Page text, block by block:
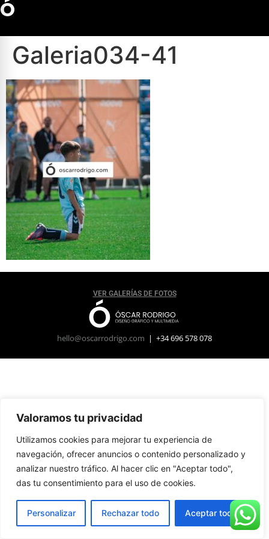
Valoramos tu privacidad
Utilizamos cookies para mejorar tu experiencia de
navegación, ofrecer anuncios o contenido personalizado y
analizar nuestro tráfico. Al hacer clic en "Aceptar todo",
das tu consentimiento para el uso de cookies.
Personalizar Rechazar todo Aceptar todo
Ó
Galeria034-41
VER GALERÍAS DE FOTOS
hello@oscarrodrigo.com | +34 696 578 078